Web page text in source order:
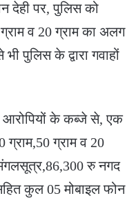
देही पर, पुलिस को
व 20 ग्राम का अलग
पुलिस के द्वारा गवाहों
आरोपियों के कब्जे से, एक
ग्राम,50 ग्राम व 20
रु नगद
कुल 05 मोबाइल फोन